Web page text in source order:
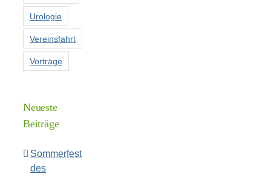
Urologie
Vereinsfahrt
Vorträge
Neueste
Beiträge
Sommerfest
des